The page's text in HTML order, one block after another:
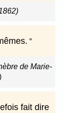
de Marie-
fait dire